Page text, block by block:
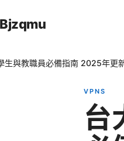
Bjzqmu
生與教職員必備指南 2025年更
VPNS
台